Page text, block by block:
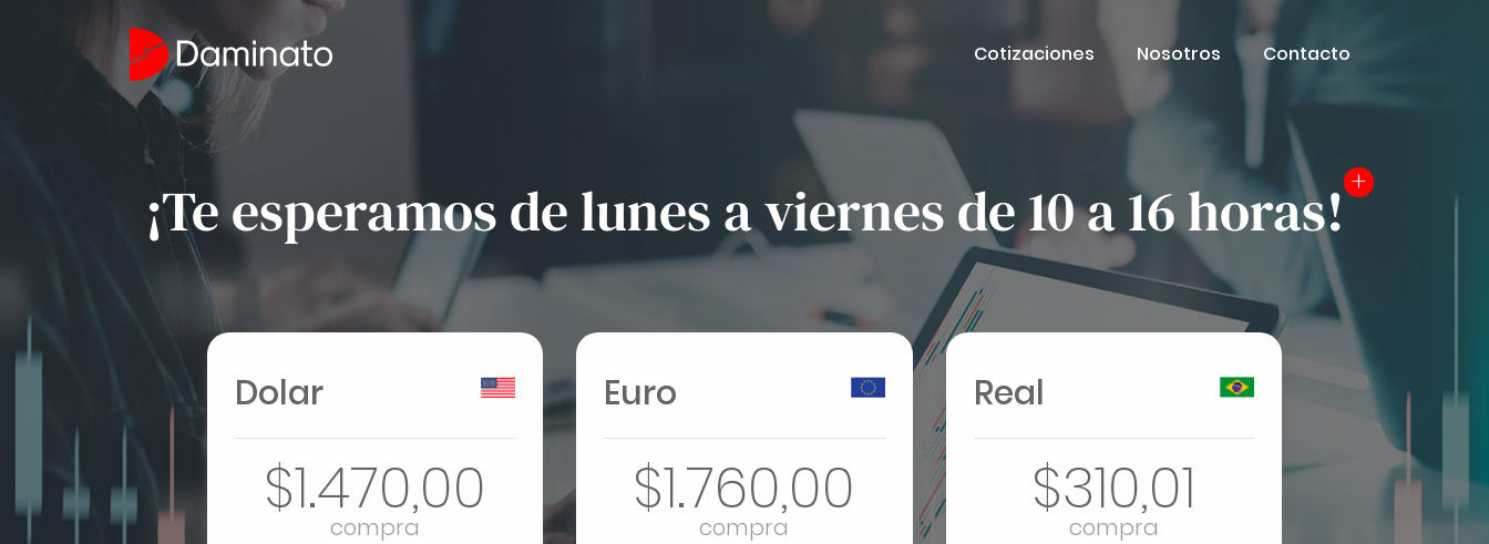
Cotizaciones Nosotros Contacto
¡Te esperamos de lunes a viernes de 10 a 16 horas!
Dolar
$1.470,00
compra
Euro
$1.760,00
compra
Real
$310,01
compra